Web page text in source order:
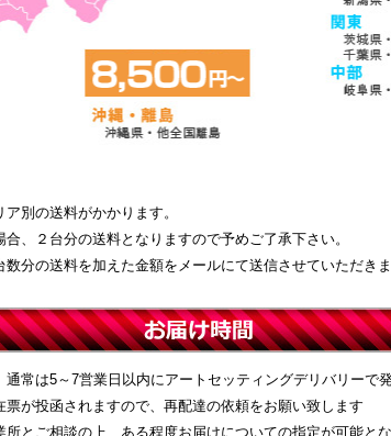
別の送料がかかります。
、２台分の送料となりますので予めご了承下さい。
分の送料を加えた金額をメールにて送信させていただきま
常は5～7営業日以内にアートセッティングデリバリーで発
が投函されますので、再配達の依頼をお願い致します
とご相談の上、ある程度お届けについての指定が可能とな